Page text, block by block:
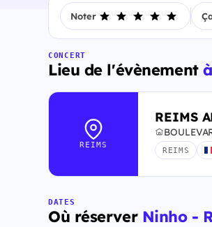
Noter
CONCERT
Lieu de l'évènement
REIMS
REIMS
REIMS
DATES
Où réserver Ninho -